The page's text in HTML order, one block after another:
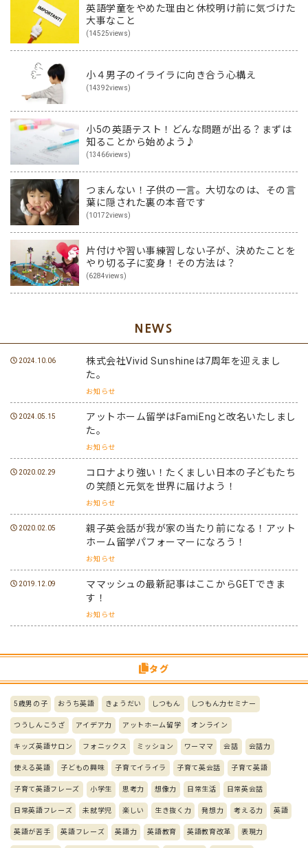
英語学童をやめた理由と休校明け前に気づけた
大事なこと
(14525views)
小４男子のイライラに向き合う心構え
(14392views)
小5の英語テスト！どんな問題が出る？まずは
知ることから始めよう♪
(13466views)
つまんない！子供の一言。大切なのは、その言
葉に隠された裏の本音です
(10172views)
片付けや習い事練習しない子が、決めたことを
やり切る子に変身！その方法は？
(6284views)
NEWS
2024.10.06
株式会社Vivid Sunshineは7周年を迎えまし
た。
お知らせ
2024.05.15
アットホーム留学はFamiEngと改名いたしまし
た。
お知らせ
2020.02.29
コロナより強い！たくましい日本の子どもたち
の笑顔と元気を世界に届けよう！
お知らせ
2020.02.05
親子英会話が我が家の当たり前になる！アット
ホーム留学パフォーマーになろう！
お知らせ
2019.12.09
ママッシュの最新記事はここからGETできま
す！
お知らせ
タグ
5歳男の子 おうち英語 きょうだい しつもん しつもん力セミナー
つうしんこうざ アイデア力 アットホーム留学 オンライン
キッズ英語サロン フォニックス ミッション ワーママ 会話 会話力
使える英語 子どもの興味 子育てイライラ 子育て英会話 子育て英語
子育て英語フレーズ 小学生 思考力 想像力 日常生活 日常英会話
日常英語フレーズ 未就学児 楽しい 生き抜く力 発想力 考える力 英語
英語が苦手 英語フレーズ 英語力 英語教育 英語教育改革 表現力